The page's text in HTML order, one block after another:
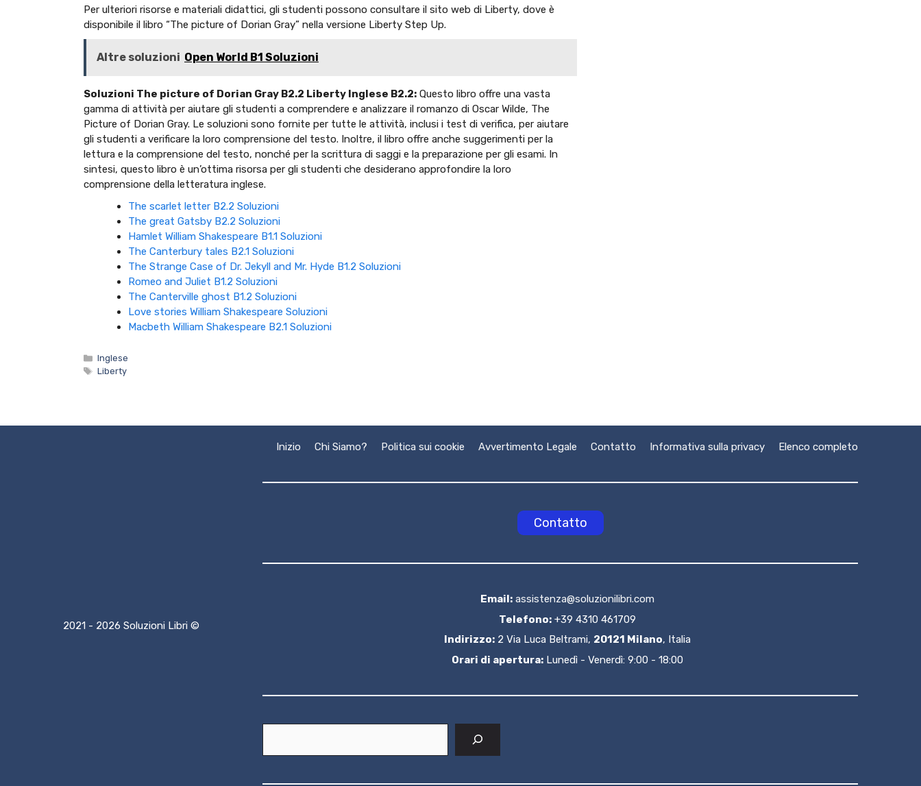
Per ulteriori risorse e materiali didattici, gli studenti possono consultare il sito web di Liberty, dove è
disponibile il libro “The picture of Dorian Gray” nella versione Liberty Step Up.
Altre soluzioni Open World B1 Soluzioni
Soluzioni The picture of Dorian Gray B2.2 Liberty Inglese B2.2: Questo libro offre una vasta
gamma di attività per aiutare gli studenti a comprendere e analizzare il romanzo di Oscar Wilde, The
Picture of Dorian Gray. Le soluzioni sono fornite per tutte le attività, inclusi i test di verifica, per aiutare
gli studenti a verificare la loro comprensione del testo. Inoltre, il libro offre anche suggerimenti per la
lettura e la comprensione del testo, nonché per la scrittura di saggi e la preparazione per gli esami. In
sintesi, questo libro è un’ottima risorsa per gli studenti che desiderano approfondire la loro
comprensione della letteratura inglese.
The scarlet letter B2.2 Soluzioni
The great Gatsby B2.2 Soluzioni
Hamlet William Shakespeare B1.1 Soluzioni
The Canterbury tales B2.1 Soluzioni
The Strange Case of Dr. Jekyll and Mr. Hyde B1.2 Soluzioni
Romeo and Juliet B1.2 Soluzioni
The Canterville ghost B1.2 Soluzioni
Love stories William Shakespeare Soluzioni
Macbeth William Shakespeare B2.1 Soluzioni
Categorie
Inglese
Tag
Liberty
Inizio Chi Siamo? Politica sui cookie Avvertimento Legale Contatto Informativa sulla privacy Elenco completo
Contatto
Email: assistenza@soluzionilibri.com
Telefono:+39 4310 461709
Indirizzo:2 Via Luca Beltrami, 20121 Milano, Italia
Orari di apertura:Lunedì - Venerdì: 9:00 - 18:00
2021 - 2026 Soluzioni Libri ©